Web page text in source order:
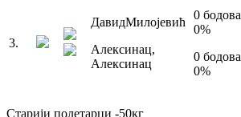
3.
ДавидМилојевић
Алексинац,
Алексинац
0 бодова
0%
0 бодова
0%
Старији полетарци -50кг